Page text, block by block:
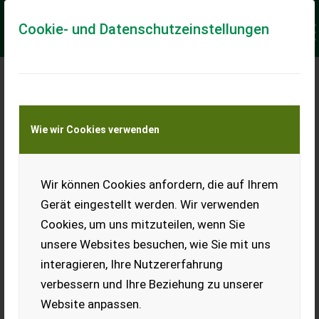
Cookie- und Datenschutzeinstellungen
Wie wir Cookies verwenden
Wir können Cookies anfordern, die auf Ihrem
Gerät eingestellt werden. Wir verwenden
Cookies, um uns mitzuteilen, wenn Sie
unsere Websites besuchen, wie Sie mit uns
interagieren, Ihre Nutzererfahrung
verbessern und Ihre Beziehung zu unserer
Website anpassen.
Meine Transportkostenanfrage
Transport von Land- und Baumaschinen –
KEINE Tiertransporte
Ladeort
Ort